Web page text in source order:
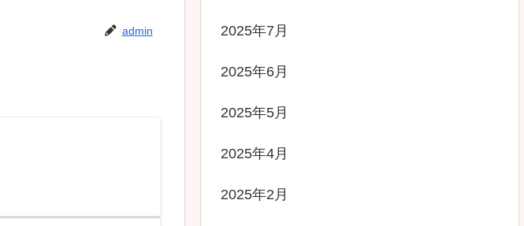
admin 2025年7月
2025年6月
2025年5月
2025年4月
2025年2月